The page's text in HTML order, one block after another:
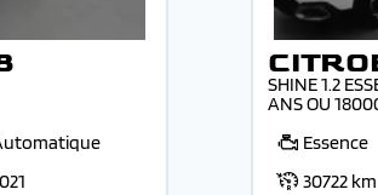
SHINE 1.2
ANS OU
Essence
30722 km